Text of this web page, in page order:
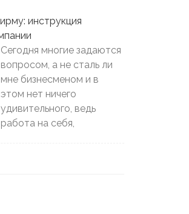
Сегодня многие задаются
вопросом, а не сталь ли
мне бизнесменом и в
этом нет ничего
удивительного, ведь
работа на себя,